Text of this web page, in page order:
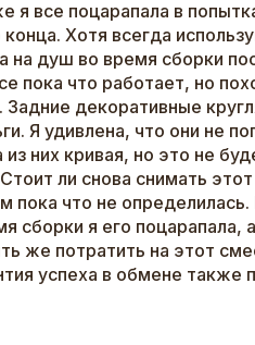
я все поцарапала в
Хотя всегда
на душ во время сборки
пока что работает, но
Задние декоративные
Я удивлена, что они не
них кривая, но это не
ли снова снимать
пока что не
сборки я его поцарапала,
же потратить на этот
успеха в обмене также